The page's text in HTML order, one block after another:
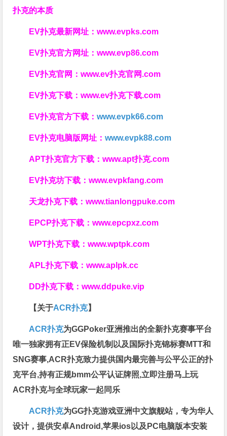
扑克的本质
EV扑克最新网址：www.evpks.com
EV扑克官方网址：www.evp86.com
EV扑克官网：www.ev扑克官网.com
EV扑克下载：www.ev扑克下载.com
EV扑克官方下载：www.evpk66.com
EV扑克电脑版网址：www.evpk88.com
APT扑克官方下载：www.apt扑克.com
EV扑克坊下载：www.evpkfang.com
天龙扑克下载：www.tianlongpuke.com
EPCP扑克下载：www.epcpxz.com
WPT扑克下载：www.wptpk.com
APL扑克下载：www.aplpk.cc
DD扑克下载：www.ddpuke.vip
【关于ACR扑克】
ACR扑克为GGPoker亚洲推出的全新扑克赛事平台
唯一独家拥有正EV保险机制以及国际扑克锦标赛MTT和
SNG赛事,ACR扑克致力提供国内最完善与公平公正的扑
克平台,持有正规bmm公平认证牌照,立即注册马上玩
ACR扑克与全球玩家一起同乐
ACR扑克为GG扑克游戏亚洲中文旗舰站，专为华人
设计，提供安卓Android,苹果ios以及PC电脑版本安装